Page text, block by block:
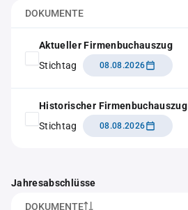
DOKUMENTE
Aktueller Firmenbuchauszug
Stichtag
08.08.2026
Historischer Firmenbuchauszug
Stichtag
08.08.2026
Jahresabschlüsse
DOKUMENTE